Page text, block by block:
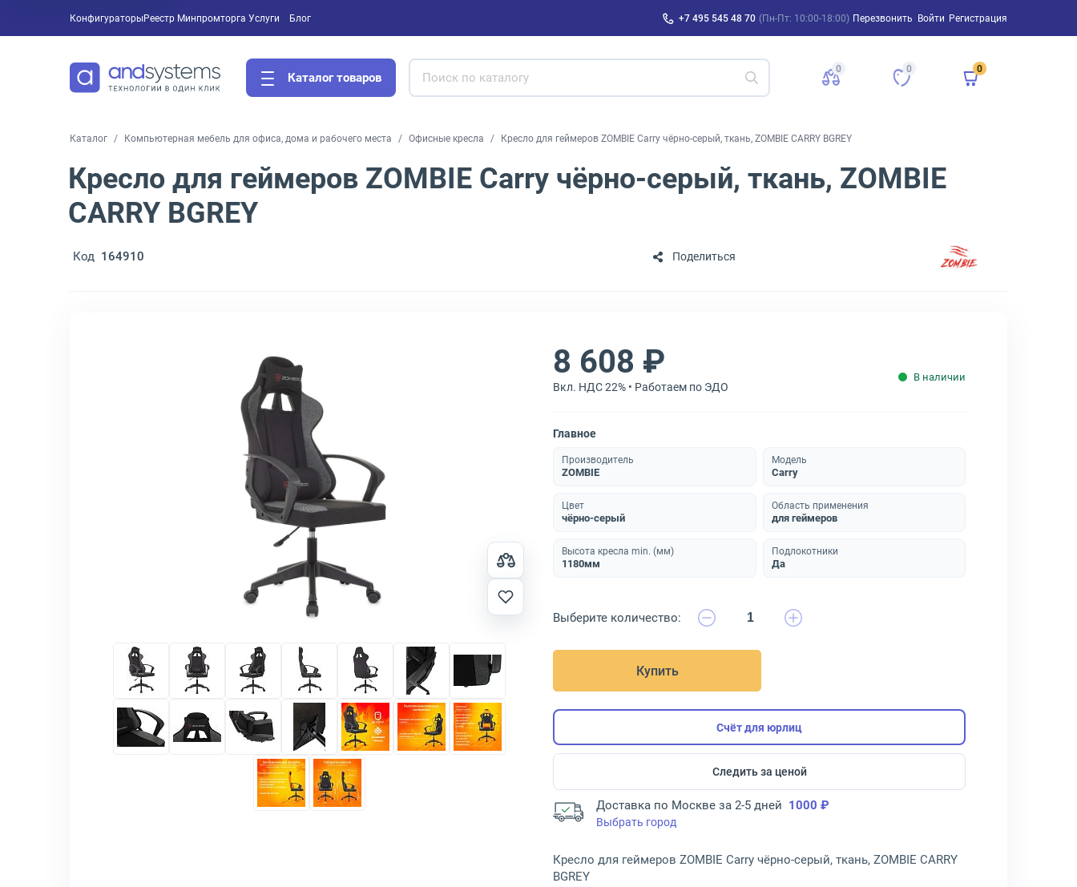
Конфигураторы Услуги
Реестр Минпромторга Блог +7 495 545 48 70 (Пн-Пт: 10:00-18:00) Перезвонить Войти Регистрация
Каталог товаров
0 0 0
Каталог Компьютерная мебель для офиса, дома и рабочего места Офисные кресла Кресло для геймеров ZOMBIE Carry чёрно-серый, ткань, ZOMBIE CARRY BGREY
Кресло для геймеров ZOMBIE Carry чёрно-серый, ткань, ZOMBIE
CARRY BGREY
Код 164910 Поделиться
8 608 ₽
Вкл. НДС 22% • Работаем по ЭДО
В наличии
Главное
Производитель
ZOMBIE
Модель
Carry
Цвет
чёрно-серый
Область применения
для геймеров
Высота кресла min. (мм)
1180мм
Подлокотники
Да
Выберите количество:
Купить
Счёт для юрлиц
Следить за ценой
Доставка по Москве за 2-5 дней 1000 ₽
Выбрать город
Кресло для геймеров ZOMBIE Carry чёрно-серый, ткань, ZOMBIE CARRY
BGREY